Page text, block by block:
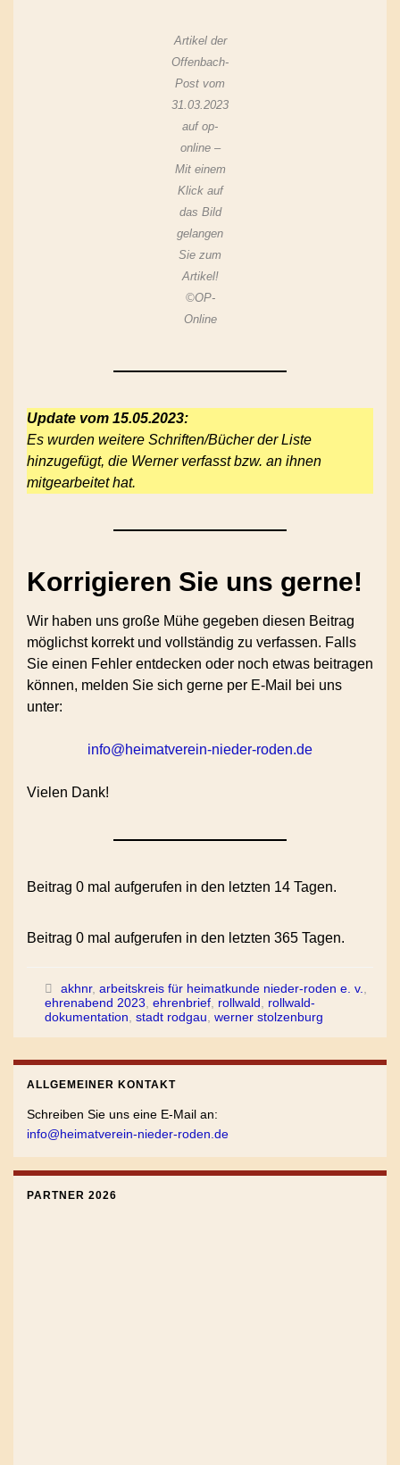
Artikel der
Offenbach-
Post vom
31.03.2023
auf op-
online –
Mit einem
Klick auf
das Bild
gelangen
Sie zum
Artikel!
©OP-
Online
Update vom 15.05.2023:
Es wurden weitere Schriften/Bücher der Liste
hinzugefügt, die Werner verfasst bzw. an ihnen
mitgearbeitet hat.
Korrigieren Sie uns gerne!
Wir haben uns große Mühe gegeben diesen Beitrag
möglichst korrekt und vollständig zu verfassen. Falls
Sie einen Fehler entdecken oder noch etwas beitragen
können, melden Sie sich gerne per E-Mail bei uns
unter:
info@heimatverein-nieder-roden.de
Vielen Dank!
Beitrag 0 mal aufgerufen in den letzten 14 Tagen.
Beitrag 0 mal aufgerufen in den letzten 365 Tagen.
akhnr, arbeitskreis für heimatkunde nieder-roden e. v.
ehrenabend 2023 ehrenbrief rollwald
rollwald-
dokumentation stadt rodgau werner stolzenburg
ALLGEMEINER KONTAKT
Schreiben Sie uns eine E-Mail an:
info@heimatverein-nieder-roden.de
PARTNER 2026